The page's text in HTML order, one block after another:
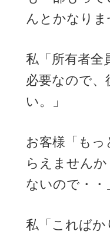
んとかなりま
私「所有者全
必要なので、
い。」
お客様「もっ
らえません
ないので・・
私「こればか